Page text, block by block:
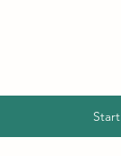
Start